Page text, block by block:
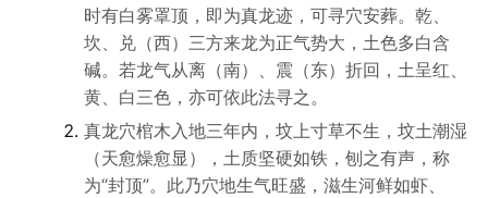
时有白雾罩顶，即为真龙迹，可寻穴安葬。乾、
坎、兑（西）三方来龙为正气势大，土色多白含
碱。若龙气从离（南）、震（东）折回，土呈红、
黄、白三色，亦可依此法寻之。
真龙穴棺木入地三年内，坟上寸草不生，坟土潮湿
（天愈燥愈显），土质坚硬如铁，刨之有声，称
为“封顶”。此乃穴地生气旺盛，滋生河鲜如虾、